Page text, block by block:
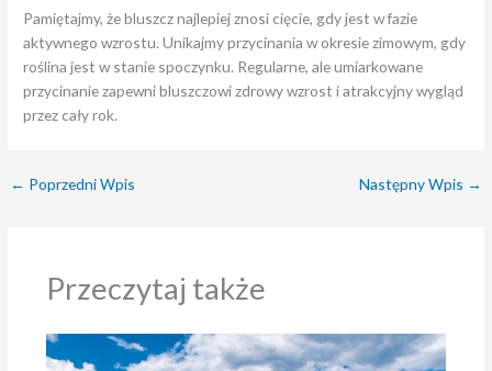
Pamiętajmy, że bluszcz najlepiej znosi cięcie, gdy jest w fazie
aktywnego wzrostu. Unikajmy przycinania w okresie zimowym, gdy
roślina jest w stanie spoczynku. Regularne, ale umiarkowane
przycinanie zapewni bluszczowi zdrowy wzrost i atrakcyjny wygląd
przez cały rok.
← Poprzedni Wpis Następny Wpis →
Przeczytaj także